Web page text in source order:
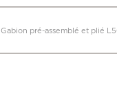
Gabion pré-assemblé et plié